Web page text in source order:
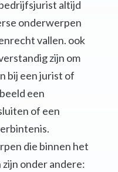
altijd
onderwerpen
vallen. ook
zijn om
bij een jurist of
een
of een
die binnen het
onder andere: